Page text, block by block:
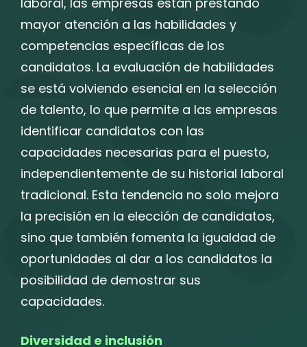
mayor atención a las habilidades y
competencias específicas de los
candidatos. La evaluación de habilidades
se está volviendo esencial en la selección
de talento, lo que permite a las empresas
identificar candidatos con las
capacidades necesarias para el puesto,
independientemente de su historial laboral
tradicional. Esta tendencia no solo mejora
la precisión en la elección de candidatos,
sino que también fomenta la igualdad de
oportunidades al dar a los candidatos la
posibilidad de demostrar sus
capacidades.
Diversidad e inclusión